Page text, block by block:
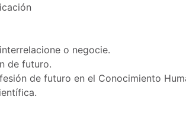
o negocie.
de futuro.
de futuro en el Conocimiento